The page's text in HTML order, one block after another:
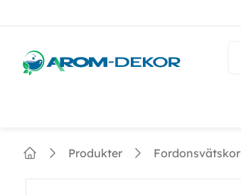
Produkter Fordonsvätskor